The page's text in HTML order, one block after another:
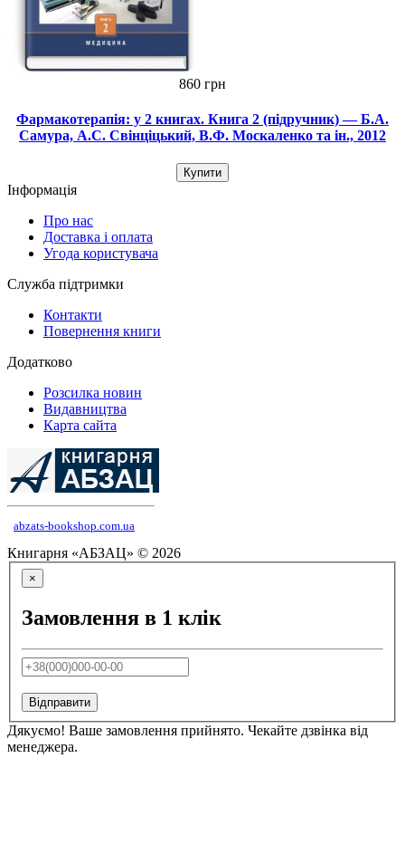
860 грн
Фармакотерапія: у 2 книгах. Книга 2 (підручник) — Б.А.
Самура, А.С. Свінціцький, В.Ф. Москаленко та ін., 2012
Купити
Інформація
Про нас
Доставка і оплата
Угода користувача
Служба підтримки
Контакти
Повернення книги
Додатково
Розсилка новин
Видавництва
Карта сайта
abzats-bookshop.com.ua
Книгарня «АБЗАЦ» © 2026
×
Замовлення в 1 клік
Відправити
Дякуємо! Ваше замовлення прийнято. Чекайте дзвінка від
менеджера.